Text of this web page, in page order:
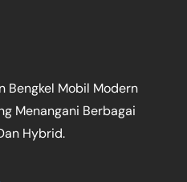
Bengkel Mobil Modern
Menangani Berbagai
Hybrid.